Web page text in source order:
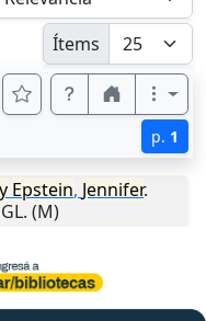
Ítems
p. 1
Epstein, Jennifer.
(M)